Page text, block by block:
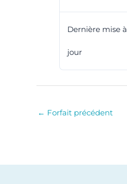
Dernière mise à
jour
← Forfait précédent